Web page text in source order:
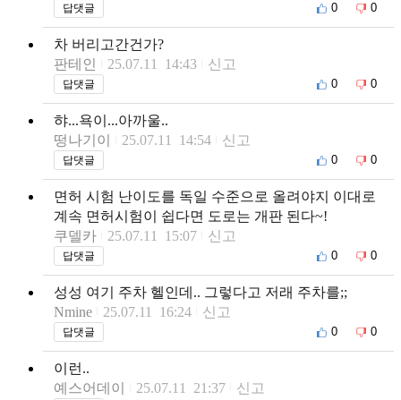
답댓글 0 0
차 버리고간건가?
판테인
25.07.11 14:43 신고
답댓글 0 0
햐...욕이...아까울..
떵나기이
25.07.11 14:54 신고
답댓글 0 0
면허 시험 난이도를 독일 수준으로 올려야지 이대로
계속 면허시험이 쉽다면 도로는 개판 된다~!
쿠델카
25.07.11 15:07 신고
답댓글 0 0
성성 여기 주차 헬인데.. 그렇다고 저래 주차를;;
Nmine
25.07.11 16:24 신고
답댓글 0 0
이런..
예스어데이
25.07.11 21:37 신고